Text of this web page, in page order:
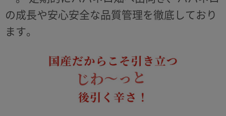
の成長や安心安全な品質管理を徹底しており
ます。